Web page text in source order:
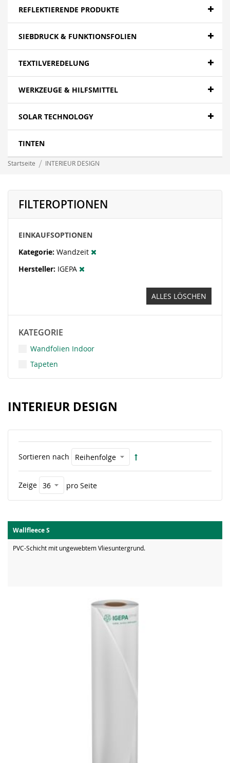
REFLEKTIERENDE PRODUKTE
SIEBDRUCK & FUNKTIONSFOLIEN
TEXTILVEREDELUNG
WERKZEUGE & HILFSMITTEL
SOLAR TECHNOLOGY
TINTEN
Startseite INTERIEUR DESIGN
INTERIEUR DESIGN
Sortieren nach
Zeige pro Seite
Wallfleece S
PVC-Schicht mit ungewebtem Vliesuntergrund.
FILTEROPTIONEN
EINKAUFSOPTIONEN
Kategorie Wandzeit
Hersteller IGEPA
ALLES LÖSCHEN
KATEGORIE
Wandfolien Indoor
Tapeten